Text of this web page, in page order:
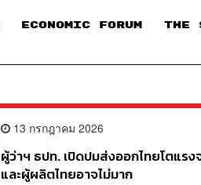
ECONOMIC FORUM THE
13 กรกฎาคม 2026
ผู้ว่าฯ ธปท. เปิดปมส่งออกไทยโตแร
และผู้ผลิตไทยอาจไม่มาก